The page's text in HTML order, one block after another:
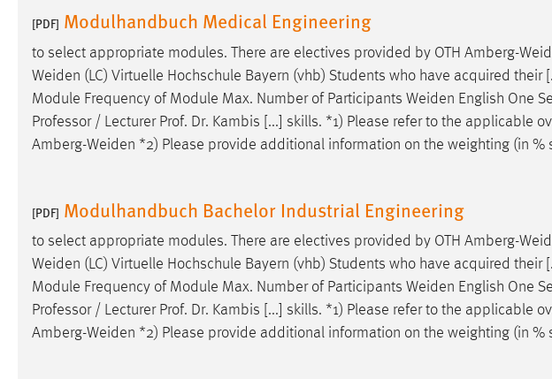
[PDF] Modulhandbuch Medical Engineering
to select appropriate modules. There are electives provided by OTH Amberg-
Weiden (LC) Virtuelle Hochschule Bayern (vhb) Students who have acquired
Module Frequency of Module Max. Number of Participants Weiden English One
Professor / Lecturer Prof. Dr. Kambis [...] skills. *1) Please refer to the applicable
Amberg-Weiden *2) Please provide additional information on the weighting (in
[PDF] Modulhandbuch Bachelor Industrial Engineering
to select appropriate modules. There are electives provided by OTH Amberg-
Weiden (LC) Virtuelle Hochschule Bayern (vhb) Students who have acquired
Module Frequency of Module Max. Number of Participants Weiden English One
Professor / Lecturer Prof. Dr. Kambis [...] skills. *1) Please refer to the applicable
Amberg-Weiden *2) Please provide additional information on the weighting (in
Website erforderlich.
Einverständnis
Name: cookie_consent
Zweck:
Dieser Cookie speichert die
ausgewählten Einverständnis-Optionen
Cookie Laufzeit: 1 Jahr
Performance
Name: staticfilecache
Zweck:
Für performante Seitenauslieferung wird
in diesem Cookie gespeichert, ob man